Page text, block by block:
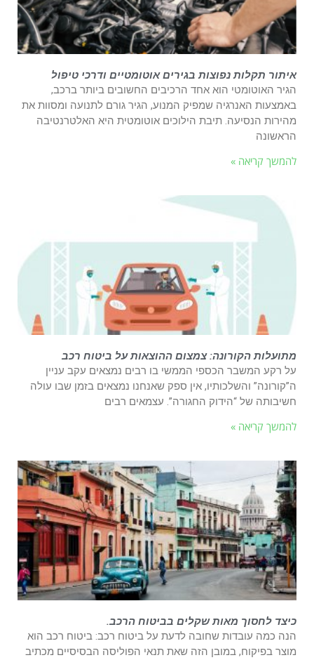
איתור תקלות נפוצות בגירים אוטומטיים ודרכי טיפול
הגיר האוטומטי הוא אחד הרכיבים החשובים ביותר ברכב,
באמצעות האנרגיה שמפיק המנוע, הגיר גורם לתנועה ומסוות את
מהירות הנסיעה. תיבת הילוכים אוטומטית היא האלטרנטיבה
הראשונה
להמשך קריאה »
מתועלות הקורונה: צמצום ההוצאות על ביטוח רכב
על רקע המשבר הכספי הממשי בו רבים נמצאים עקב עניין
ה”קורונה” והשלכותיו, אין ספק שאנחנו נמצאים בזמן שבו עולה
חשיבותה של “הידוק החגורה”. עצמאים רבים
להמשך קריאה »
כיצד לחסוך מאות שקלים בביטוח הרכב.
הנה כמה עובדות שחובה לדעת על ביטוח רכב: ביטוח רכב הוא
מוצר בפיקוח, במובן הזה שאת תנאי הפוליסה הבסיסיים מכתיב